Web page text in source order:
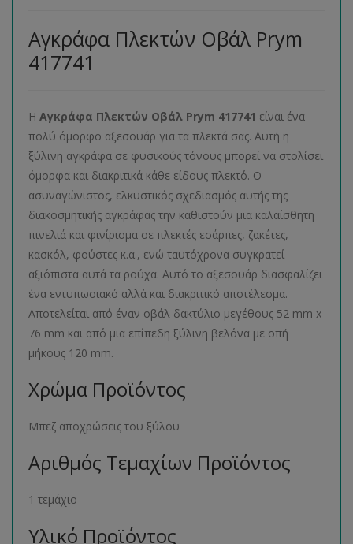
Αγκράφα Πλεκτών Οβάλ Prym
417741
Η Αγκράφα Πλεκτών Οβάλ Prym 417741 είναι ένα
πολύ όμορφο αξεσουάρ για τα πλεκτά σας. Αυτή η
ξύλινη αγκράφα σε φυσικούς τόνους μπορεί να στολίσει
όμορφα και διακριτικά κάθε είδους πλεκτό. Ο
ασυναγώνιστος, ελκυστικός σχεδιασμός αυτής της
διακοσμητικής αγκράφας την καθιστούν μια καλαίσθητη
πινελιά και φινίρισμα σε πλεκτές εσάρπες, ζακέτες,
κασκόλ, φούστες κ.α., ενώ ταυτόχρονα συγκρατεί
αξιόπιστα αυτά τα ρούχα. Αυτό το αξεσουάρ διασφαλίζει
ένα εντυπωσιακό αλλά και διακριτικό αποτέλεσμα.
Αποτελείται από έναν οβάλ δακτύλιο μεγέθους 52 mm x
76 mm και από μια επίπεδη ξύλινη βελόνα με οπή
μήκους 120 mm.
Χρώμα Προϊόντος
Μπεζ αποχρώσεις του ξύλου
Αριθμός Τεμαχίων Προϊόντος
1 τεμάχιο
Υλικό Προϊόντος